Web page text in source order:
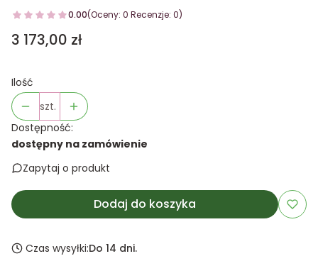
0.00(Oceny: 0 Recenzje: 0)
Cena
3 173,00 zł
Ilość
szt.
Dostępność:
dostępny na zamówienie
Zapytaj o produkt
Dodaj do koszyka
Czas wysyłki:Do 14 dni.